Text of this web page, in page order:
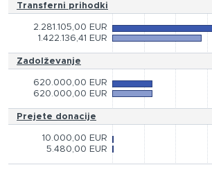
Transferni prihodki
2.281.105,00 EUR
1.422.136,41 EUR
Zadolževanje
620.000,00 EUR
620.000,00 EUR
Prejete donacije
10.000,00 EUR
5.480,00 EUR